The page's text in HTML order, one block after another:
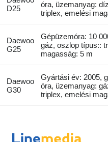
D25
óra, üzemanyag:
triplex, emelési
Daewoo
G25
Gépüzemóra: 10
gáz, oszlop típus::
magasság: 5 m
Daewoo
G30
Gyártási év: 2005,
óra, üzemanyag:
triplex, emelési